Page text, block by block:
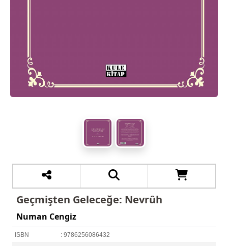
Geçmişten Geleceğe: Nevrûh
Numan Cengiz
ISBN : 9786256086432